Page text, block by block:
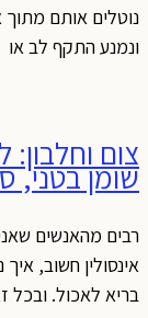
נוטלים אותם מתוך
ונמנע התקף לב או
צום
שומן בטני,
רבים מהאנשים
אינסולין חשוב,
בריא לאכול. ובכל